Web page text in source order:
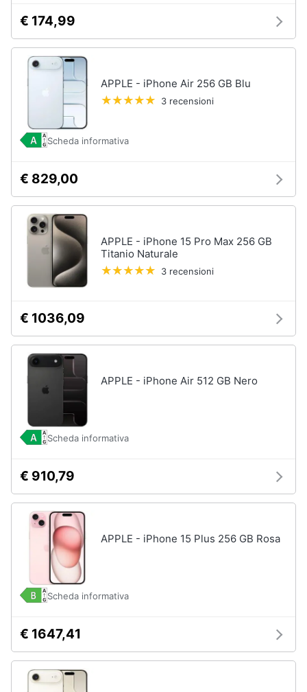
Promozioni
Servizi
Assistenza
Esci
€ 174,99
APPLE - iPhone Air 256 GB Blu
3 recensioni
Scheda informativa
€ 829,00
APPLE - iPhone 15 Pro Max 256 GB
Titanio Naturale
3 recensioni
€ 1036,09
APPLE - iPhone Air 512 GB Nero
Scheda informativa
€ 910,79
APPLE - iPhone 15 Plus 256 GB Rosa
Scheda informativa
€ 1647,41